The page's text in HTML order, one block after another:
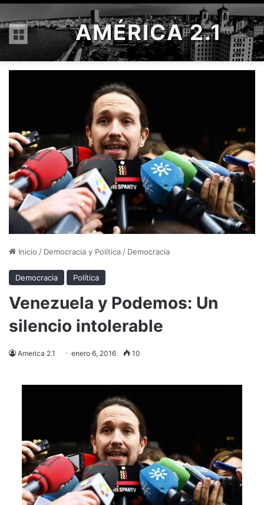
Menú AMÉRICA 2.1
Inicio / Democracia y Política/ Democracia
Democracia Política
Venezuela y Podemos: Un
silencio intolerable
America 2.1 enero 6, 2016 10